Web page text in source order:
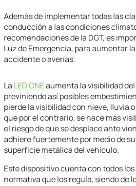
Además de implementar todas las
conducción a las condiciones
recomendaciones de la DGT, es
Luz de Emergencia, para aumentar
accidente o averías.
La LED ONEaumenta la visibilidad
previniendo así posibles
pierde la visibilidad con nieve, lluvia
que por el contrario, se hace más
el riesgo de que se desplace ante
adhiere fuertemente por medio de
superficie metálica del vehículo.
Este dispositivo cuenta con todos
normativa que los regula, siendo de